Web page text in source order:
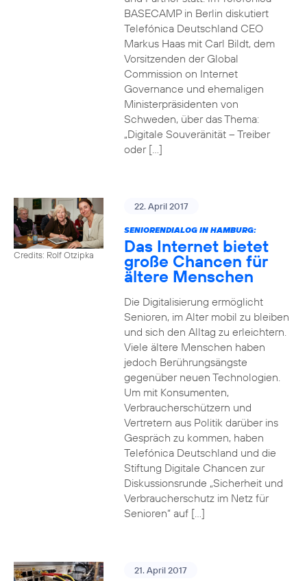
BASECAMP in Berlin diskutiert
Telefónica Deutschland CEO
Markus Haas mit Carl Bildt, dem
Vorsitzenden der Global
Commission on Internet
Governance und ehemaligen
Ministerpräsidenten von
Schweden, über das Thema:
„Digitale Souveränität – Treiber
oder […]
Credits: Rolf Otzipka
22. April 2017
SENIORENDIALOG IN HAMBURG:
Das Internet bietet
große Chancen für
ältere Menschen
Die Digitalisierung ermöglicht
Senioren, im Alter mobil zu bleiben
und sich den Alltag zu erleichtern.
Viele ältere Menschen haben
jedoch Berührungsängste
gegenüber neuen Technologien.
Um mit Konsumenten,
Verbraucherschützern und
Vertretern aus Politik darüber ins
Gespräch zu kommen, haben
Telefónica Deutschland und die
Stiftung Digitale Chancen zur
Diskussionsrunde „Sicherheit und
Verbraucherschutz im Netz für
Senioren“ auf […]
21. April 2017